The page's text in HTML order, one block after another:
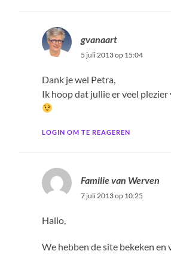
gvanaart
5 juli 2013 op 15:04
Dank je wel Petra,
Ik hoop dat jullie er veel plezier
LOGIN OM TE REAGEREN
Familie van Werven
7 juli 2013 op 10:25
Hallo,
We hebben de site bekeken en